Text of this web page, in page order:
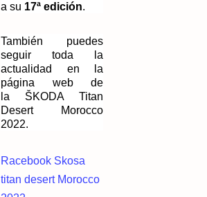
a su 17ª edición.
También puedes
seguir toda la
actualidad en la
página web de
la ŠKODA Titan
Desert Morocco
2022.
Racebook Skosa
titan desert Morocco